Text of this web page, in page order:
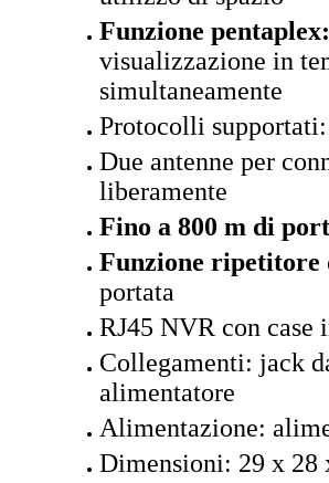
Funzione pentaplex:
visualizzazione in
simultaneamente
Protocolli supportati:
Due antenne per
liberamente
Fino a 800 m di
Funzione ripetitore
portata
RJ45 NVR con case
Collegamenti: jack
alimentatore
Alimentazione:
Dimensioni: 29 x 28